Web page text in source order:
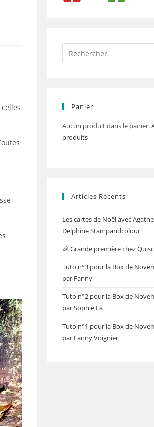
Panier
Aucun produit dans le panier.
produits
Articles Récents
Les cartes de Noël avec
Delphine Stampandcolour
🎉 Grande première chez
Tuto n°3 pour la Box de
par Fanny
Tuto n°2 pour la Box de
par Sophie La
Tuto n°1 pour la Box de
par Fanny Voignier